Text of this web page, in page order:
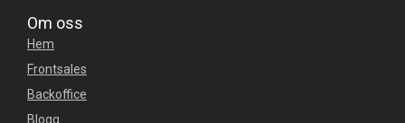
Om oss
Hem
Frontsales
Backoffice
Blogg